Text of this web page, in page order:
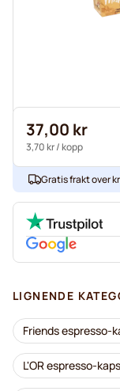
37,00 kr
3,70 kr/ kopp
Gratis frakt over
LIGNENDE
Friends espresso-
L'OR espresso-